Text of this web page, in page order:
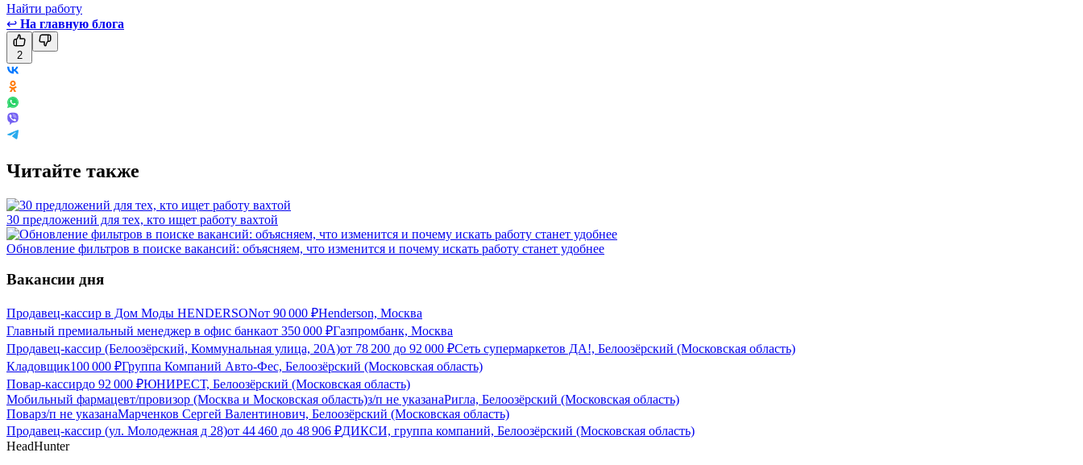
Найти работу
↩ На главную блога
2
Читайте также
30 предложений для тех, кто ищет работу вахтой
Обновление фильтров в поиске вакансий: объясняем, что изменится и почему искать работу станет удобнее
Вакансии дня
Продавец-кассир в Дом Моды HENDERSONот 90 000 ₽Henderson, Москва
Главный премиальный менеджер в офис банкаот 350 000 ₽Газпромбанк, Москва
Продавец-кассир (Белоозёрский, Коммунальная улица, 20А)от 78 200 до 92 000 ₽Сеть супермаркетов ДА!, Белоозёрский (Московская область)
Кладовщик100 000 ₽Группа Компаний Авто-Фес, Белоозёрский (Московская область)
Повар-кассирдо 92 000 ₽ЮНИРЕСТ, Белоозёрский (Московская область)
Мобильный фармацевт/провизор (Москва и Московская область)з/п не указанаРигла, Белоозёрский (Московская область)
Поварз/п не указанаМарченков Сергей Валентинович, Белоозёрский (Московская область)
Продавец-кассир (ул. Молодежная д 28)от 44 460 до 48 906 ₽ДИКСИ, группа компаний, Белоозёрский (Московская область)
HeadHunter